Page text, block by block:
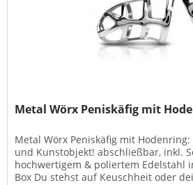
Metal Wörx Peniskäfig mit
Metal Wörx Peniskäfig mit
und Kunstobjekt! abschließbar, inkl.
hochwertigem & poliertem Edelstahl
Box Du stehst auf Keuschheit oder